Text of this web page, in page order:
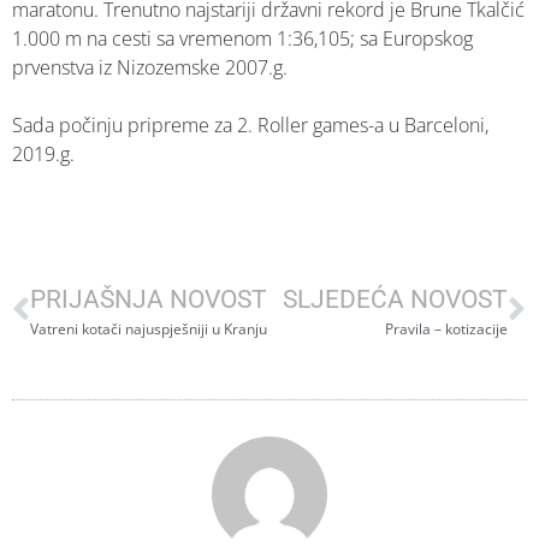
maratonu. Trenutno najstariji državni rekord je Brune Tkalčić
1.000 m na cesti sa vremenom 1:36,105; sa Europskog
prvenstva iz Nizozemske 2007.g.
Sada počinju pripreme za 2. Roller games-a u Barceloni,
2019.g.
PRIJAŠNJA NOVOST
Vatreni kotači najuspješniji u Kranju
SLJEDEĆA NOVOST
Pravila – kotizacije